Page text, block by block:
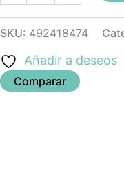
SKU: 492418474
Añadir a deseos
Comparar